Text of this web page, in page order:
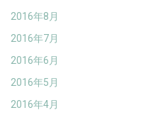
2016年8月
2016年7月
2016年6月
2016年5月
2016年4月